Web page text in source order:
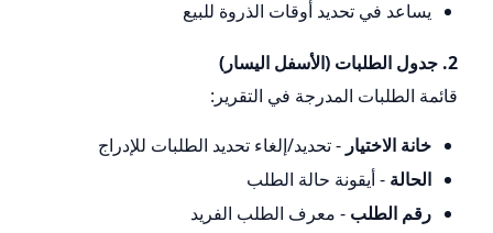
يساعد في تحديد أوقات الذروة للبيع
2. جدول الطلبات (الأسفل اليسار)
قائمة الطلبات المدرجة في التقرير:
خانة الاختيار - تحديد/إلغاء تحديد الطلبات للإدراج
الحالة - أيقونة حالة الطلب
رقم الطلب - معرف الطلب الفريد